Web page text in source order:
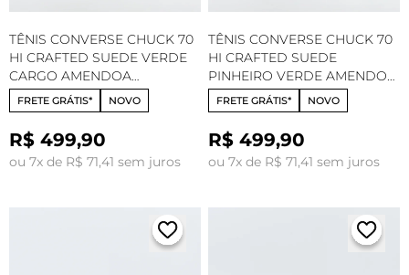
TÊNIS CONVERSE CHUCK 70
HI CRAFTED SUEDE VERDE
CARGO AMENDOA
CT34420001
FRETE GRÁTIS* NOVO
R$ 499,90
ou 7x de R$ 71,41 sem juros
TÊNIS CONVERSE CHUCK 70
HI CRAFTED SUEDE
PINHEIRO VERDE AMENDOA
CT34420003
FRETE GRÁTIS* NOVO
R$ 499,90
ou 7x de R$ 71,41 sem juros